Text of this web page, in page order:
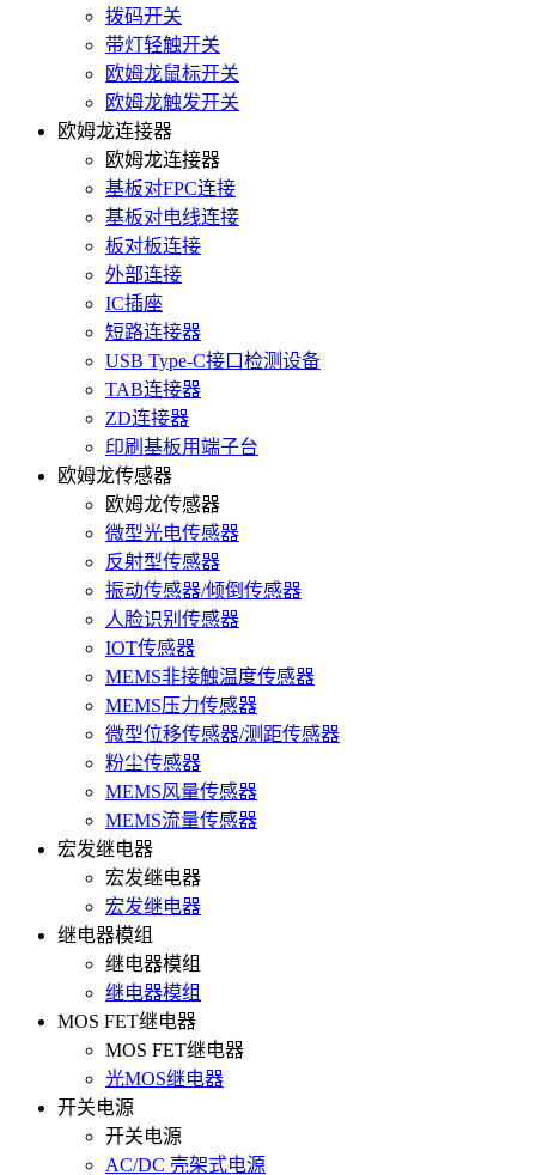
拨码开关
带灯轻触开关
欧姆龙鼠标开关
欧姆龙触发开关
欧姆龙连接器
欧姆龙连接器
基板对FPC连接
基板对电线连接
板对板连接
外部连接
IC插座
短路连接器
USB Type-C接口检测设备
TAB连接器
ZD连接器
印刷基板用端子台
欧姆龙传感器
欧姆龙传感器
微型光电传感器
反射型传感器
振动传感器/倾倒传感器
人脸识别传感器
IOT传感器
MEMS非接触温度传感器
MEMS压力传感器
微型位移传感器/测距传感器
粉尘传感器
MEMS风量传感器
MEMS流量传感器
宏发继电器
宏发继电器
宏发继电器
继电器模组
继电器模组
继电器模组
MOS FET继电器
MOS FET继电器
光MOS继电器
开关电源
开关电源
AC/DC 壳架式电源